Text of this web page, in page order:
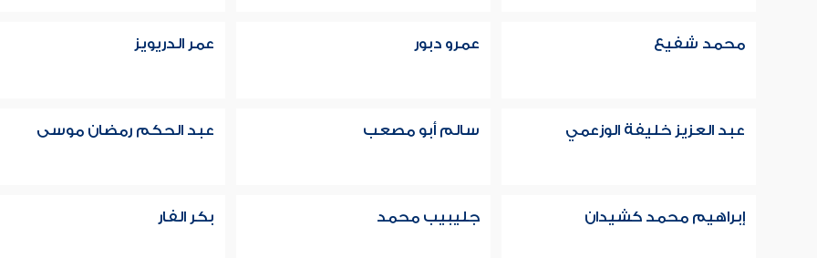
محمد شفيع عمرو دبور عمر الدريويز
عبد العزيز خليفة الوزعمي سالم أبو مصعب عبد الحكم رمضان موسى
إبراهيم محمد كشيدان جليبيب محمد بكر الفار